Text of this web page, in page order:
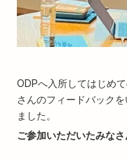
ODPへ入所してはじめ
さんのフィードバック
ました。
ご参加いただいたみなさ